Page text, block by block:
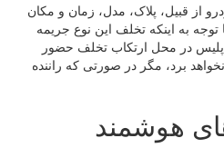
از قبیل، پلاک، مدل، زمان و مکان
به اینکه تخلف این نوع جریمه
در محل ارتکاب تخلف حضور
برد، مگر در صورتی که راننده
هوشمند